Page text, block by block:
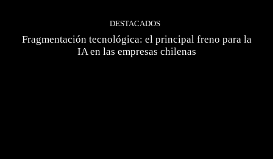
DESTACADOS
Fragmentación tecnológica: el principal freno para la
IA en las empresas chilenas